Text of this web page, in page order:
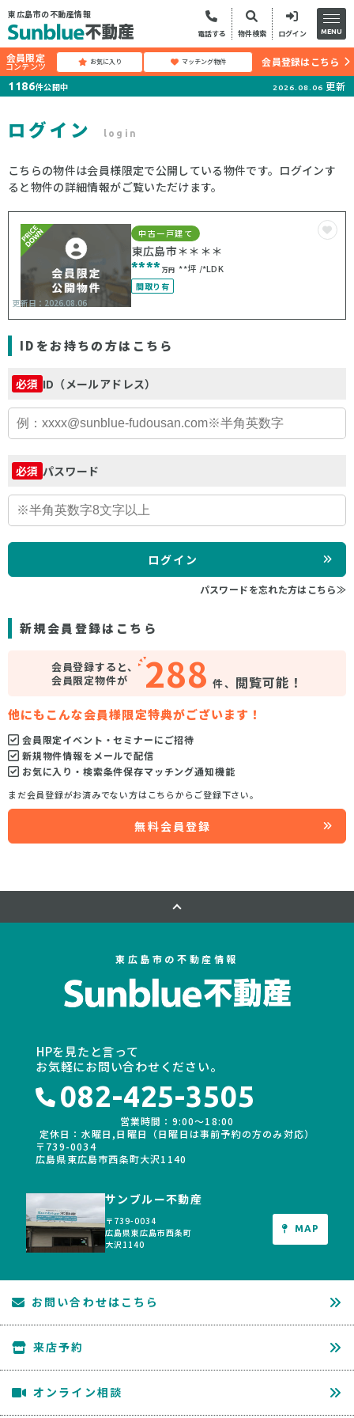
東広島市の不動産情報
電話する 物件検索 ログイン MENU
会員限定
コンテンツ お気に入り マッチング物件 会員登録はこちら
1186件公開中 2026.08.06 更新
ログイン login
こちらの物件は会員様限定で公開している物件です。ログインす
ると物件の詳細情報がご覧いただけます。
中古一戸建て
東広島市＊＊＊＊
**** 万円 **坪 *LDK
間取り有
更新日：2026.08.06
IDをお持ちの方はこちら
必須 ID（メールアドレス）
必須 パスワード
ログイン
パスワードを忘れた方はこちら≫
新規会員登録はこちら
会員登録すると、
会員限定物件が
288 件、 閲覧可能！
他にもこんな会員様限定特典がございます！
会員限定イベント・セミナーにご招待
新規物件情報をメールで配信
お気に入り・検索条件保存マッチング通知機能
まだ会員登録がお済みでない方はこちらからご登録下さい。
無料会員登録
東広島市の不動産情報
HPを見たと言って
お気軽にお問い合わせください。
082-425-3505
営業時間：9:00〜18:00
定休日：水曜日,日曜日（日曜日は事前予約の方のみ対応）
〒739-0034
広島県東広島市西条町大沢1140
サンブルー不動産
〒739-0034
広島県東広島市西条町
大沢1140
MAP
お問い合わせはこちら
来店予約
オンライン相談